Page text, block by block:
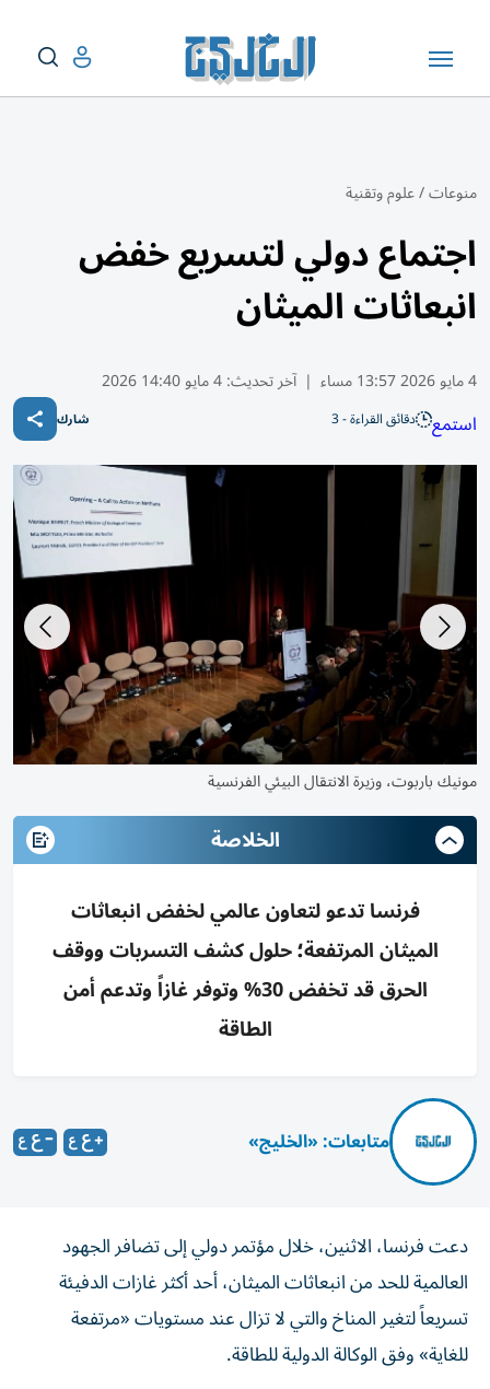
منوعات/علوم وتقنية
اجتماع دولي لتسريع خفض
انبعاثات الميثان
4 مايو 2026 13:57 مساء | آخر تحديث:4 مايو 14:40 2026
استمع دقائق القراءة - 3 شارك
اجتماع دولي لتسريع خفض انبعاثات الميثان
الخلاصة
فرنسا تدعو لتعاون عالمي لخفض انبعاثات
الميثان المرتفعة؛ حلول كشف التسربات ووقف
الحرق قد تخفض 30% وتوفر غازاً وتدعم أمن
الطاقة
متابعات: «الخليج»
دعت فرنسا، الاثنين، خلال مؤتمر دولي إلى تضافر الجهود
العالمية للحد من انبعاثات الميثان، أحد أكثر غازات الدفيئة
تسريعاً لتغير المناخ والتي لا تزال عند مستويات «مرتفعة
للغاية» وفق الوكالة الدولية للطاقة.